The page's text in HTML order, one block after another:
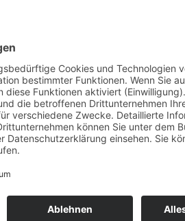
oder in der Tourist-